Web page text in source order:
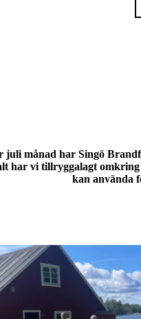
juli månad har Singö
har vi tillryggalagt omkring
kan använda